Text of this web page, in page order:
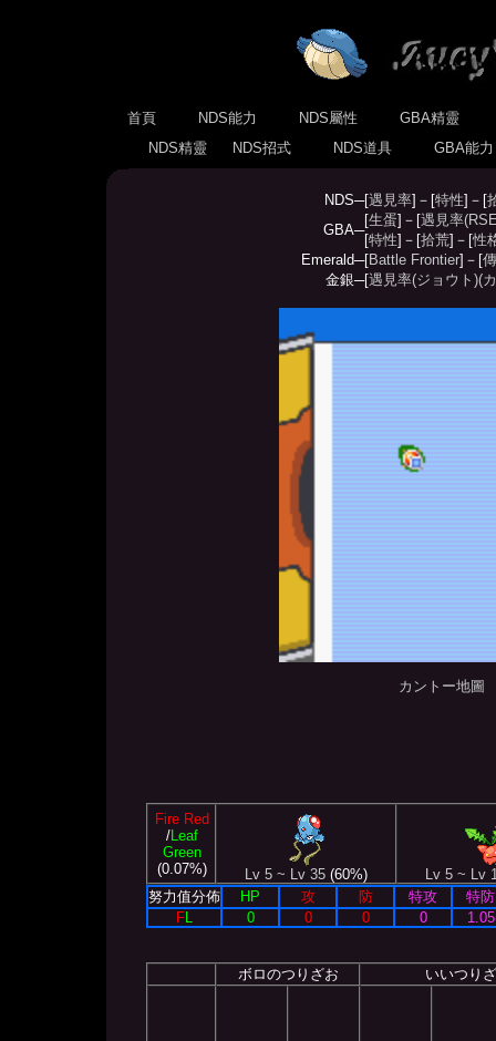
首頁 NDS能力 NDS屬性
GBA精靈
NDS精靈
NDS招式 NDS道具 GBA能
NDS─[遇見率]－[特性]－[
GBA─
[生蛋]－[遇見率
[特性]－[拾荒]－[性
Emerald─[Battle Frontier]－[
金銀─[遇見率(ジョウト)(
カントー地圖
Fire Red
/Leaf
Green
(0.07%)
Lv 5 ~ Lv 35 (60%)
Lv 5 ~ Lv
努力值分佈
HP 攻 防 特攻
特防
FL 0 0 0 0 1.05
ボロのつりざお いいつり